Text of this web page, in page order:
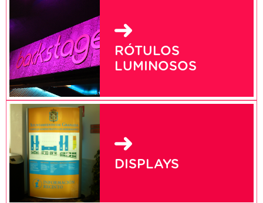
RÓTULOS
LUMINOSOS
DISPLAYS